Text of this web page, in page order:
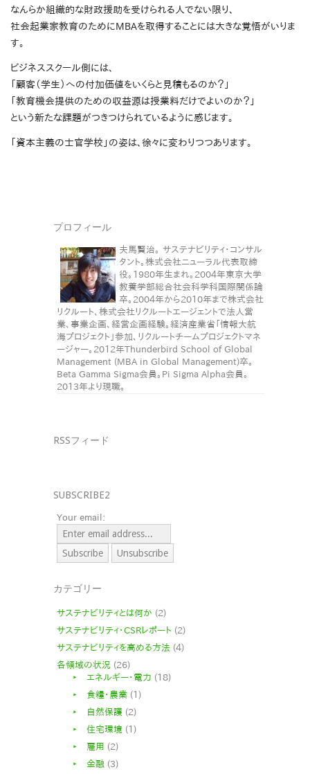
なんらか組織的な財政援助を受けられる人でない限り、
社会起業家教育のためにMBAを取得することには大きな覚悟がいりま
す。
ビジネススクール側には、
「顧客（学生）への付加価値をいくらと見積もるのか？」
「教育機会提供のための収益源は授業料だけでよいのか？」
という新たな課題がつきつけられているように感じます。
「資本主義の士官学校」の姿は、徐々に変わりつつあります。
プロフィール
夫馬賢治。 サステナビリティ・コンサル
タント。株式会社ニューラル代表取締
役。1980年生まれ。2004年東京大学
教養学部総合社会科学科国際関係論
卒。2004年から2010年まで株式会社
リクルート、株式会社リクルートエージェントで法人営
業、事業企画、経営企画経験。経済産業省「情報大航
海プロジェクト」参加、リクルートチームプロジェクトマネ
ージャー。2012年Thunderbird School of Global
Management (MBA in Global Management)卒。
Beta Gamma Sigma会員。Pi Sigma Alpha会員。
2013年より現職。
RSSフィード
SUBSCRIBE2
Your email:
カテゴリー
サステナビリティとは何か (2)
サステナビリティ・CSRレポート (2)
サステナビリティを高める方法(4)
各領域の状況 (26)
‣ エネルギー・電力 (18)
‣ 食糧・農業(1)
‣ 自然保護(2)
‣ 住宅環境(1)
‣ 雇用 (2)
‣ 金融 (3)